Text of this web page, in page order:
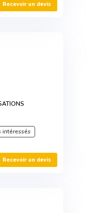
Recevoir un devis
Recevoir un devis